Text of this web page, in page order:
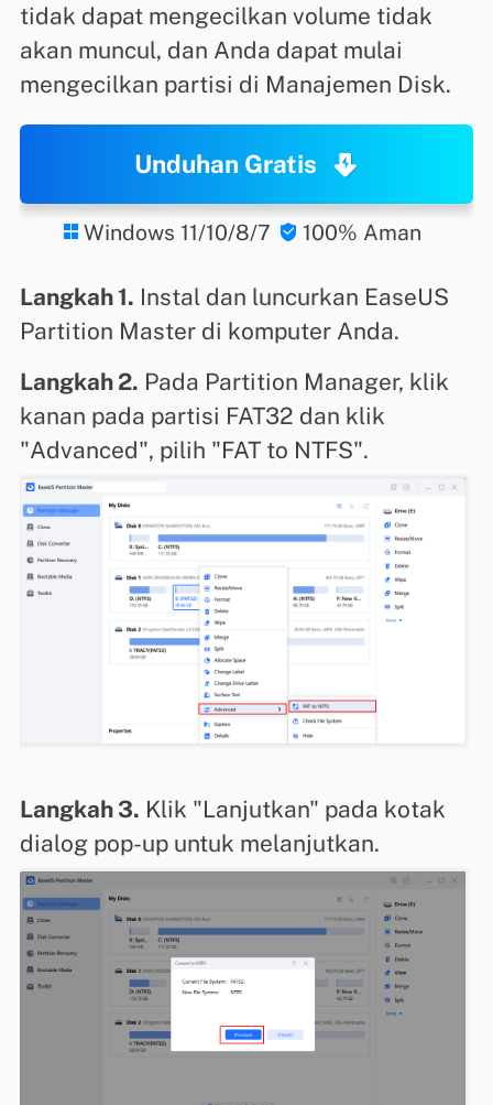
tidak dapat mengecilkan volume tidak
akan muncul, dan Anda dapat mulai
mengecilkan partisi di Manajemen Disk.
Unduhan Gratis
 Windows 11/10/8/7  100% Aman
Langkah 1. Instal dan luncurkan EaseUS
Partition Master di komputer Anda.
Langkah 2. Pada Partition Manager, klik
kanan pada partisi FAT32 dan klik
"Advanced", pilih "FAT to NTFS".
Langkah 3. Klik "Lanjutkan" pada kotak
dialog pop-up untuk melanjutkan.